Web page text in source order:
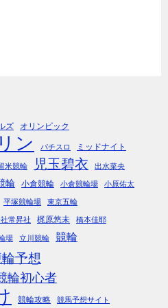
ズ オリンピック
ン パチスロ
ミッドナイト
米競輪 児玉碧衣 出水菜央
輪 小倉競輪 小倉競輪場 小原佑太
平塚競輪場 東京五輪
常昇社 梶原悠未 橋本佳耶
場 立川競輪 競輪
予想
輪初心者
競輪攻略 競馬予想サイト